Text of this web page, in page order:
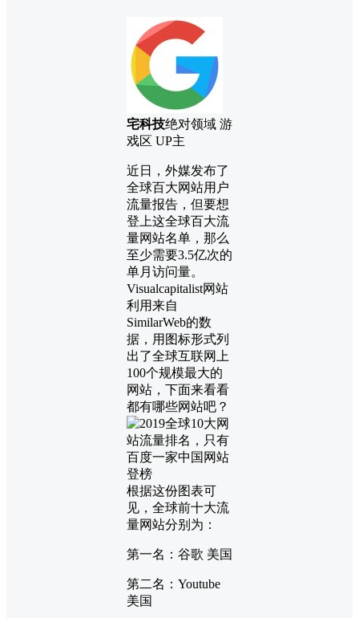
宅科技绝对领域 游
戏区 UP主
近日，外媒发布了
全球百大网站用户
流量报告，但要想
登上这全球百大流
量网站名单，那么
至少需要3.5亿次的
单月访问量。
Visualcapitalist网站
利用来自
SimilarWeb的数
据，用图标形式列
出了全球互联网上
100个规模最大的
网站，下面来看看
都有哪些网站吧？
根据这份图表可
见，全球前十大流
量网站分别为：
第一名：谷歌 美国
第二名：Youtube
美国